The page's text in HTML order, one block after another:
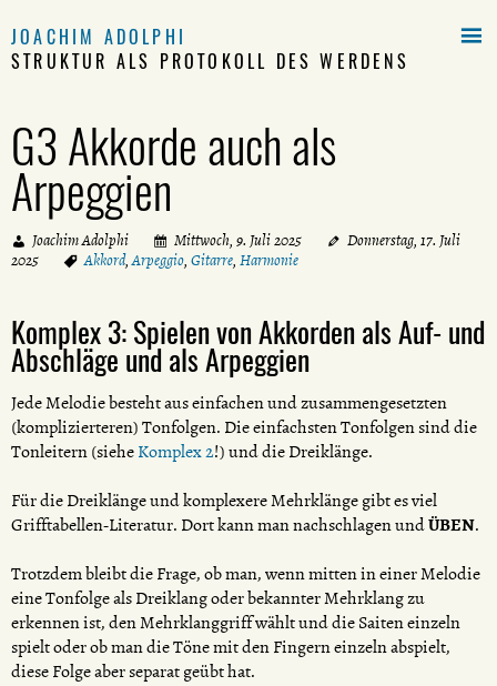
JOACHIM ADOLPHI
STRUKTUR ALS PROTOKOLL DES WERDENS
G3 Akkorde auch als
Arpeggien
Joachim Adolphi Mittwoch, 9. Juli 2025
Donnerstag, 17. Juli
2025
Akkord,Arpeggio, Gitarre, Harmonie
Komplex 3: Spielen von Akkorden als Auf- und
Abschläge und als Arpeggien
Jede Melodie besteht aus einfachen und zusammengesetzten
(komplizierteren) Tonfolgen. Die einfachsten Tonfolgen sind die
Tonleitern (sieheKomplex 2!) und die Dreiklänge.
Für die Dreiklänge und komplexere Mehrklänge gibt es viel
Grifftabellen-Literatur. Dort kann man nachschlagen undÜBEN.
Trotzdem bleibt die Frage, ob man, wenn mitten in einer Melodie
eine Tonfolge als Dreiklang oder bekannter Mehrklang zu
erkennen ist, den Mehrklanggriff wählt und die Saiten einzeln
spielt oder ob man die Töne mit den Fingern einzeln abspielt,
diese Folge aber separat geübt hat.
